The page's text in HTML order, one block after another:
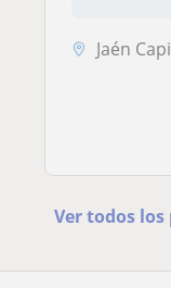
Jaén
Ver todos los